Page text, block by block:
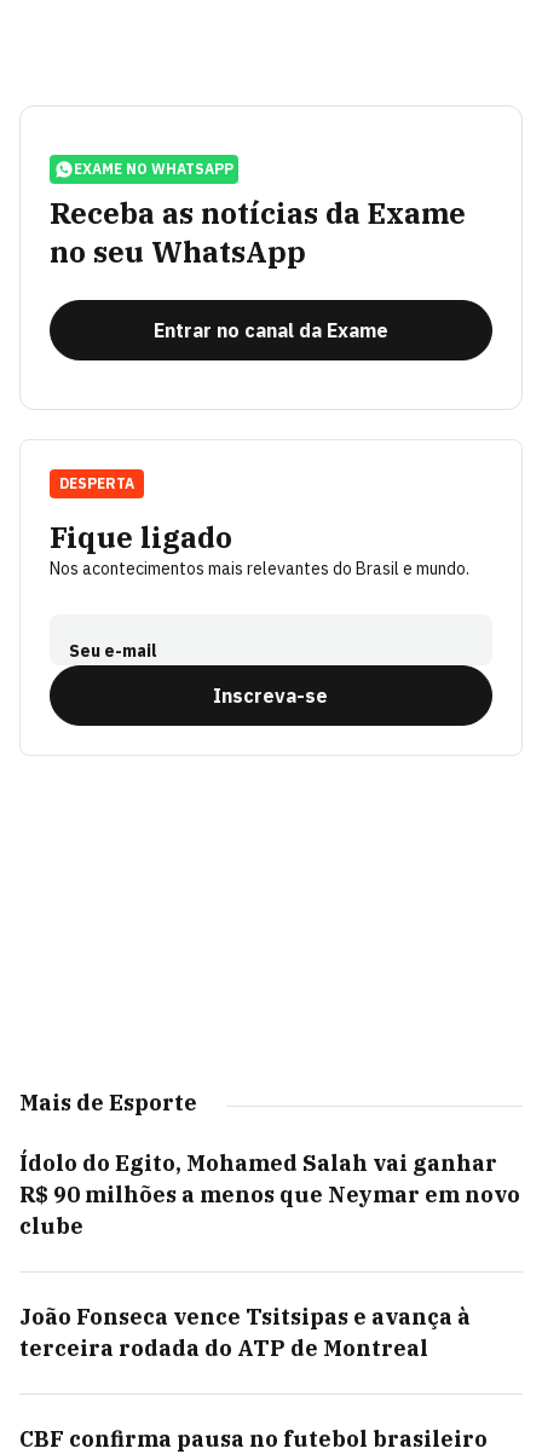
EXAME NO WHATSAPP
Receba as notícias da Exame
no seu WhatsApp
Entrar no canal da Exame
Fique ligado
Nos acontecimentos mais relevantes do Brasil e mundo.
Seu e-mail
Inscreva-se
DESPERTA
Mais de Esporte
Ídolo do Egito, Mohamed Salah vai ganhar
R$ 90 milhões a menos que Neymar em novo
clube
João Fonseca vence Tsitsipas e avança à
terceira rodada do ATP de Montreal
CBF confirma pausa no futebol brasileiro